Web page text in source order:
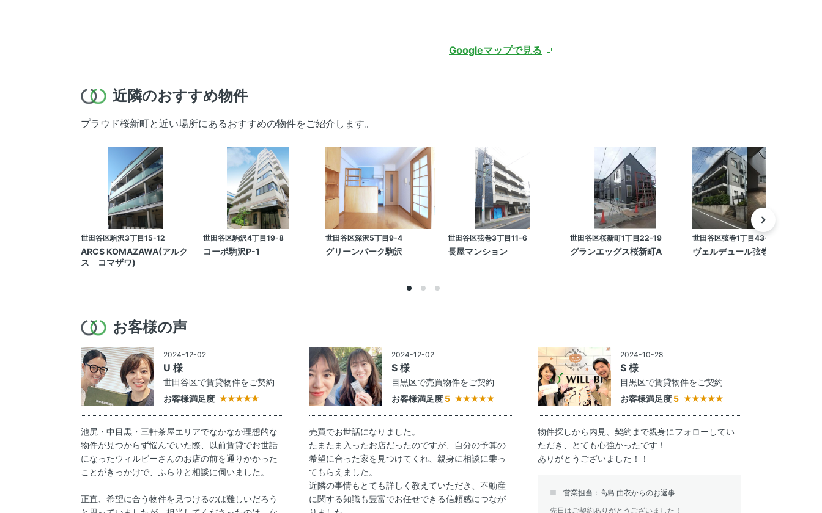
Googleマップで見る
近隣のおすすめ物件
プラウド桜新町と近い場所にあるおすすめの物件をご紹介します。
世田谷区駒沢3丁目15-12
ARCS KOMAZAWA(アルク
ス コマザワ)
世田谷区駒沢4丁目19-8
コーポ駒沢P-1
世田谷区深沢5丁目9-4
グリーンパーク駒沢
世田谷区弦巻3丁目11-6
長屋マンション
世田谷区桜新町1丁目22-19
グランエッグス桜新町A
世田谷区弦巻1丁目43-9
ヴェルデュール弦巻
お客様の声
2024-12-02
U 様
世田谷区で賃貸物件をご契約
お客様満足度
池尻・中目黒・三軒茶屋エリアでなかなか理想的な
物件が見つからず悩んでいた際、以前賃貸でお世話
になったウィルビーさんのお店の前を通りかかった
ことがきっかけで、ふらりと相談に伺いました。
正直、希望に合う物件を見つけるのは難しいだろう
2024-12-02
S 様
目黒区で売買物件をご契約
お客様満足度 5
売買でお世話になりました。
たまたま入ったお店だったのですが、自分の予算の
希望に合った家を見つけてくれ、親身に相談に乗っ
てもらえました。
近隣の事情もとても詳しく教えていただき、不動産
に関する知識も豊富でお任せできる信頼感につなが
2024-10-28
S 様
目黒区で賃貸物件をご契約
お客様満足度 5
物件探しから内見、契約まで親身にフォローしてい
ただき、とても心強かったです！
ありがとうございました！！
営業担当：高島 由衣からのお返事
先日はご契約ありがとうございました！